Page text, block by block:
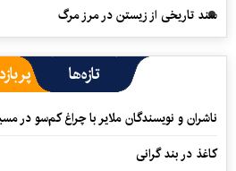
سند تاریخی از زیستن در مرز مرگ
تازه‌ها
ناشران و نویسندگان ملایر با چراغ کم‌سو در
کاغذ در بند گرانی